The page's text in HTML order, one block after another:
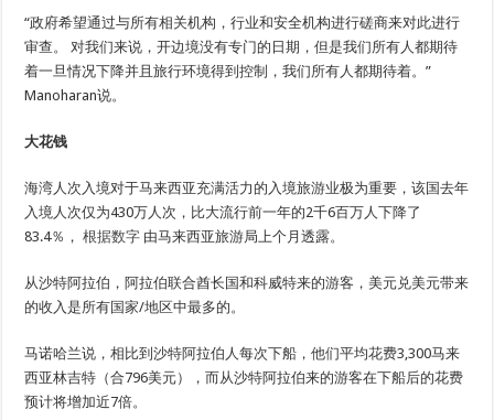
“政府希望通过与所有相关机构，行业和安全机构进行磋商来对此进行
审查。 对我们来说，开边境没有专门的日期，但是我们所有人都期待
着一旦情况下降并且旅行环境得到控制，我们所有人都期待着。”
Manoharan说。
大花钱
海湾人次入境对于马来西亚充满活力的入境旅游业极为重要，该国去年
入境人次仅为430万人次，比大流行前一年的2千6百万人下降了
83.4％，根据数字 由马来西亚旅游局上个月透露。
从沙特阿拉伯，阿拉伯联合酋长国和科威特来的游客，美元兑美元带来
的收入是所有国家/地区中最多的。
马诺哈兰说，相比到沙特阿拉伯人每次下船，他们平均花费3,300马来
西亚林吉特（合796美元），而从沙特阿拉伯来的游客在下船后的花费
预计将增加近7倍。